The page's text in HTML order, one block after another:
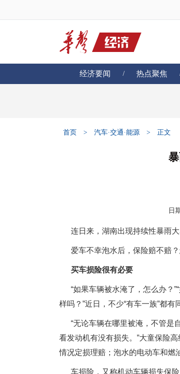
经济要闻 / 热点聚焦
首页 > 汽车·交通·能源 > 正文
日
连日来，湖南出现持续性暴雨
爱车不幸泡水后，保险赔不赔
买车损险很有必要
“如果车辆被水淹了，怎么办？
样吗？”近日，不少“有车一族”都有
“无论车辆在哪里被淹，不管是
看发动机有没有损失。”大童保险
情况定损理赔；泡水的电动车和燃
车损险，又称机动车辆损失保